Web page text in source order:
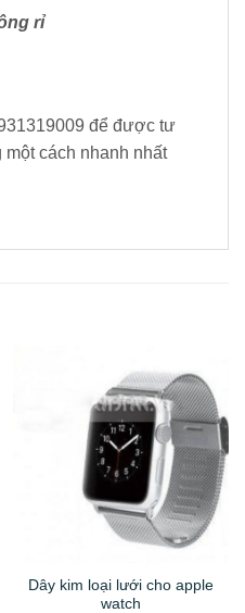
rỉ
để được tư
cách nhanh nhất
Dây kim loại lưới cho apple
watch